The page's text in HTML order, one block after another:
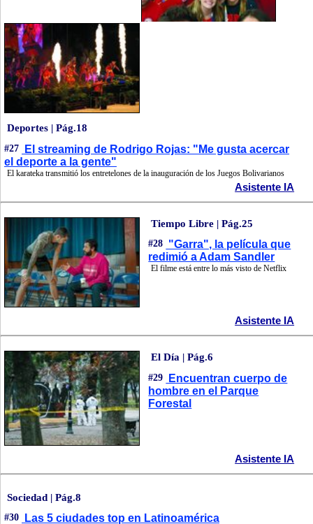
Deportes | Pág.18
#27
El streaming de Rodrigo Rojas: "Me gusta acercar
el deporte a la gente"
El karateka transmitió los entretelones de la inauguración de los Juegos Bolivarianos
Asistente IA
Tiempo Libre | Pág.25
#28 "Garra", la película que
redimió a Adam Sandler
El filme está entre lo más visto de Netflix
Asistente IA
El Día | Pág.6
#29
Encuentran cuerpo de
hombre en el Parque
Forestal
Asistente IA
Sociedad | Pág.8
#30 Las 5 ciudades top en Latinoamérica